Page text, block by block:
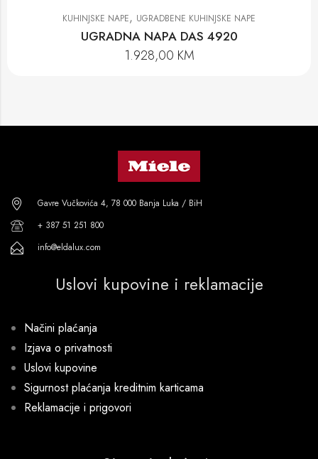
KUHINJSKE NAPE, UGRADBENE KUHINJSKE NAPE
UGRADNA NAPA DAS 4920
1.928,00 KM
Gavre Vučkovića 4, 78 000 Banja Luka / BiH
+ 387 51 251 800
info@eldalux.com
Uslovi kupovine i reklamacije
Načini plaćanja
Izjava o privatnosti
Uslovi kupovine
Sigurnost plaćanja kreditnim karticama
Reklamacije i prigovori